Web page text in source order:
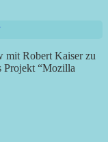
mit Robert Kaiser zu
Projekt “Mozilla